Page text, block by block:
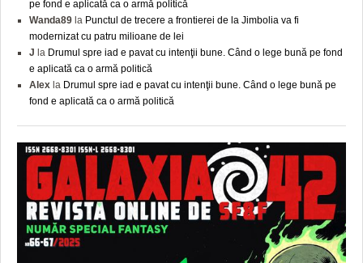
pe fond e aplicată ca o armă politică
Wanda89 la Punctul de trecere a frontierei de la Jimbolia va fi
modernizat cu patru milioane de lei
J la Drumul spre iad e pavat cu intenţii bune. Când o lege bună pe fond
e aplicată ca o armă politică
Alex la Drumul spre iad e pavat cu intenţii bune. Când o lege bună pe
fond e aplicată ca o armă politică